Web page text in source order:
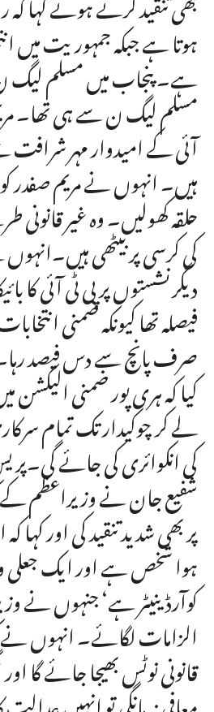
ہوتا ہے جبکہ جمہوریت میں
ہے۔ پنجاب میں مسلم لیگ
مسلم لیگ ن سے ہی تھا۔
آئی کے امیدوار مہر
ہیں۔ انہوں نے مریم صفدر کو
حلقہ کھولیں۔ وہ غیر
کی کرسی پر بیٹھی
دیگر نشستوں پر پی ٹی آئی
فیصلہ تھا کیونکہ ضمنی
صرف پانچ سے دس فیصد
کیا کہ ہری پور ضمنی الیکشن
لے کر چوکیدار تک تمام
کی انکوائری کی جائے
شفیع جان نے وزیراعظم کے
پر بھی شدید تنقید کی اور کہا
ہوا شخص ہے اور ایک جعلی
کوآرڈینیٹر ہے‘ جنہوں نے
الزامات لگائے۔ انہوں نے
قانونی نوٹس بھیجا جائے گا